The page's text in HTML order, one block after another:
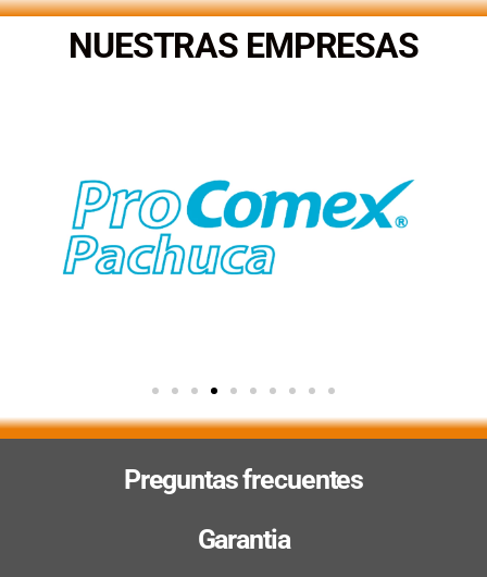
NUESTRAS EMPRESAS
Preguntas frecuentes
Garantia